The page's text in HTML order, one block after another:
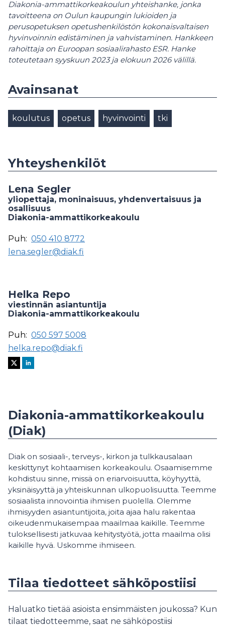
Diakonia-ammattikorkeakoulun yhteishanke, jonka
tavoitteena on Oulun kaupungin lukioiden ja
perusopetuksen opetushenkilöstön kokonaisvaltaisen
hyvinvoinnin edistäminen ja vahvistaminen. Hankkeen
rahoittaja on Euroopan sosiaalirahasto ESR. Hanke
toteutetaan syyskuun 2023 ja elokuun 2026 välillä.
Avainsanat
koulutus opetus hyvinvointi tki
Yhteyshenkilöt
Lena Segler
yliopettaja, moninaisuus, yhdenvertaisuus ja
osallisuus
Diakonia-ammattikorkeakoulu
Puh: 050 410 8772
lena.segler@diak.fi
Helka Repo
viestinnän asiantuntija
Diakonia-ammattikorkeakoulu
Puh: 050 597 5008
helka.repo@diak.fi
Diakonia-ammattikorkeakoulu
(Diak)
Diak on sosiaali-, terveys-, kirkon ja tulkkausalaan
keskittynyt kohtaamisen korkeakoulu. Osaamisemme
kohdistuu sinne, missä on eriarvoisuutta, köyhyyttä,
yksinäisyyttä ja yhteiskunnan ulkopuolisuutta. Teemme
sosiaalista innovointia ihmisen puolella. Olemme
ihmisyyden asiantuntijoita, joita ajaa halu rakentaa
oikeudenmukaisempaa maailmaa kaikille. Teemme
tuloksellisesti jatkuvaa kehitystyötä, jotta maailma olisi
kaikille hyvä. Uskomme ihmiseen.
Tilaa tiedotteet sähköpostiisi
Haluatko tietää asioista ensimmäisten joukossa? Kun
tilaat tiedotteemme, saat ne sähköpostiisi